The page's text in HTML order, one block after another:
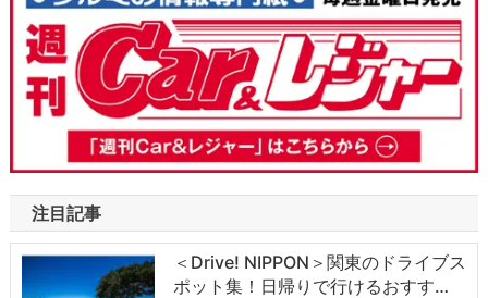
注目記事
＜Drive! NIPPON＞関東のドライブス
ポット集！日帰りで行けるおすす…